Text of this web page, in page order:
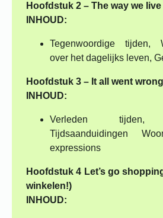
Hoofdstuk 2 – The way we
INHOUD:
Tegenwoordige tijden,
over het dagelijks leven,
Hoofdstuk 3 – It all went
INHOUD:
Verleden tijden,
Tijdsaanduidingen
expressions
Hoofdstuk 4 Let’s go
winkelen!)
INHOUD: